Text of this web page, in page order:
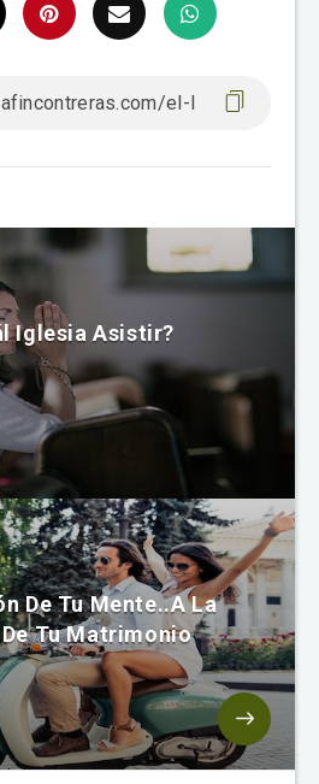
Iglesia Asistir?
De Tu Mente..A La
Tu Matrimonio